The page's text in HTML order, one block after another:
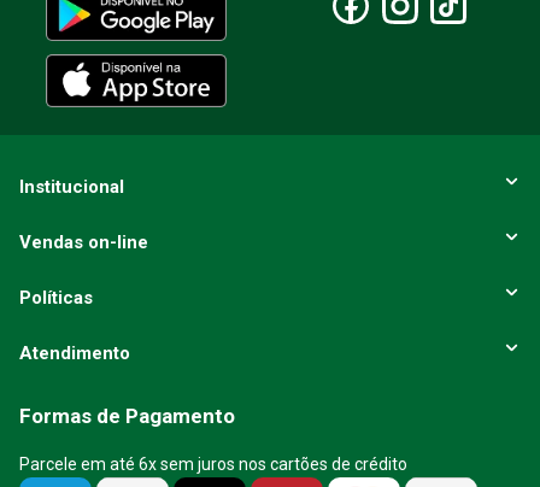
Institucional
Vendas on-line
Políticas
Atendimento
Formas de Pagamento
Parcele em até 6x sem juros nos cartões de crédito